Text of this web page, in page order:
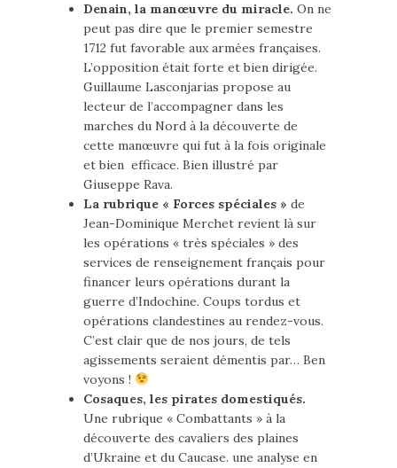
Denain, la manœuvre du miracle. On ne
peut pas dire que le premier semestre
1712 fut favorable aux armées françaises.
L’opposition était forte et bien dirigée.
Guillaume Lasconjarias propose au
lecteur de l’accompagner dans les
marches du Nord à la découverte de
cette manœuvre qui fut à la fois originale
et bien efficace. Bien illustré par
Giuseppe Rava.
La rubrique « Forces spéciales » de
Jean-Dominique Merchet revient là sur
les opérations « très spéciales » des
services de renseignement français pour
financer leurs opérations durant la
guerre d’Indochine. Coups tordus et
opérations clandestines au rendez-vous.
C’est clair que de nos jours, de tels
agissements seraient démentis par… Ben
voyons !
Cosaques, les pirates domestiqués.
Une rubrique « Combattants » à la
découverte des cavaliers des plaines
d’Ukraine et du Caucase. une analyse en